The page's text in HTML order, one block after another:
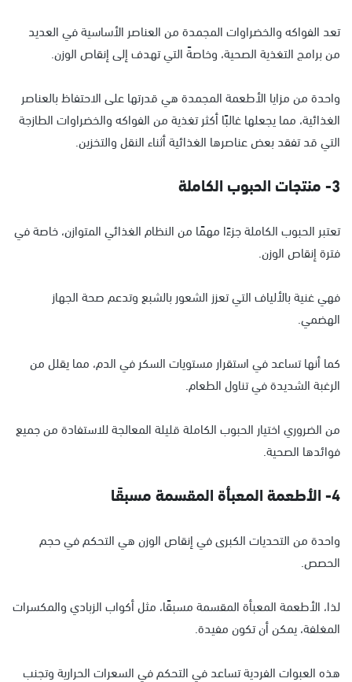
تعد الفواكه والخضراوات المجمدة من العناصر الأساسية في العديد
من برامج التغذية الصحية، وخاصةً التي تهدف إلى إنقاص الوزن.
واحدة من مزايا الأطعمة المجمدة هي قدرتها على الاحتفاظ بالعناصر
الغذائية، مما يجعلها غالبًا أكثر تغذية من الفواكه والخضراوات الطازجة
التي قد تفقد بعض عناصرها الغذائية أثناء النقل والتخزين.
3- منتجات الحبوب الكاملة
تعتبر الحبوب الكاملة جزءًا مهمًا من النظام الغذائي المتوازن، خاصة في
فترة إنقاص الوزن.
فهي غنية بالألياف التي تعزز الشعور بالشبع وتدعم صحة الجهاز
الهضمي.
كما أنها تساعد في استقرار مستويات السكر في الدم، مما يقلل من
الرغبة الشديدة في تناول الطعام.
من الضروري اختيار الحبوب الكاملة قليلة المعالجة للاستفادة من جميع
فوائدها الصحية.
4- الأطعمة المعبأة المقسمة مسبقًا
واحدة من التحديات الكبرى في إنقاص الوزن هي التحكم في حجم
الحصص.
لذا، الأطعمة المعبأة المقسمة مسبقًا، مثل أكواب الزبادي والمكسرات
المغلفة، يمكن أن تكون مفيدة.
هذه العبوات الفردية تساعد في التحكم في السعرات الحرارية وتجنب